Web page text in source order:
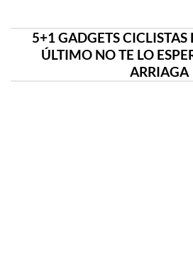
5+1 GADGETS
ÚLTIMO NO TE LO
ARRIAGA